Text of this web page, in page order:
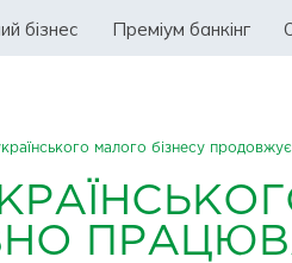
бізнес Преміум банкінг
малого бізнесу